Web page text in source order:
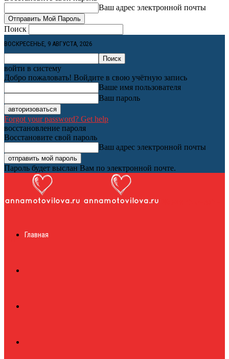
Ваш адрес электронной почты
Поиск
ВОСКРЕСЕНЬЕ, 9 АВГУСТА, 2026
войти в систему
Добро пожаловать! Войдите в свою учётную запись
Ваше имя пользователя
Ваш пароль
Forgot your password? Get help
восстановление пароля
Восстановите свой пароль
Ваш адрес электронной почты
Пароль будет выслан Вам по электронной почте.
журналГлавная